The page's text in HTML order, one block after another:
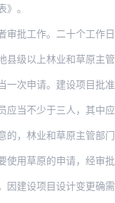
。
日内不能完成的，经本部门
和草原主管部门应当将现
申请。建设项目批准
应当包括两名以上具有中级
门应当按照《中华人民共和
批同意的，林业和草原主管
需扩大征占用草原面积的，